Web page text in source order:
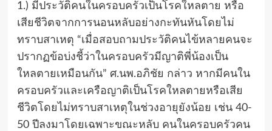
1.) มีประวัติคนในครอบครัวเป็นโรคใหลตาย หรือ
เสียชีวิตจากการนอนหลับอย่างกะทันหันโดยไม่
ทราบสาเหตุ “เมื่อสอบถามประวัติคนไข้หลายคนจะ
ปรากฏข้อบ่งชี้ว่าในครอบครัวมีญาติพี่น้องเป็น
ใหลตายเหมือนกัน” ศ.นพ.อภิชัย กล่าว หากมีคนใน
ครอบครัวและเครือญาติเป็นโรคใหลตายหรือเสีย
ชีวิตโดยไม่ทราบสาเหตุในช่วงอายุยังน้อย เช่น 40-
50 ปีลงมาโดยเฉพาะขณะหลับ คนในครอบครัวคน